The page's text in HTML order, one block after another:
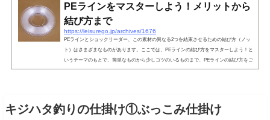
PEラインをマスターしよう！メリットから
結び方まで
https://leisurego.jp/archives/1676
PEラインとショックリーダー、この素材の異なる2つを結束させるための結び方（ノッ
ト）はさまざまなものがあります。ここでは、PEラインの結び方をマスターしよう！と
いうテーマのもとで、簡単なものから少しコツのいるものまで、PEラインの結び方をご
紹介いたします。PEラインの基礎知識！まず始めに、PEラインとはまずは基本的なこと
キジハタ釣りの仕掛け①ぶっこみ仕掛け